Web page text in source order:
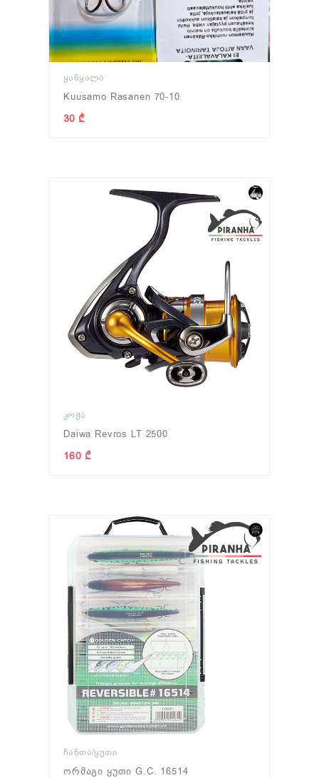
ᲧᲐᲜᲧᲐᲚᲐ
Kuusamo Rasanen 70-10
30 ₾
ᲙᲝᲭᲐ
Daiwa Revros LT 2500
160 ₾
ᲩᲐᲜᲗᲐ/ᲧᲣᲗᲘ
Ორმაგი Ყუთი G.C. 16514